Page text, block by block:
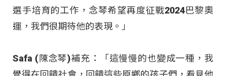
選手培育的工作，念琴希望再度征戰2024巴黎奧
運，我們很期待他的表現。」
Safa (陳念琴)補充：「這慢慢的也變成一種，我